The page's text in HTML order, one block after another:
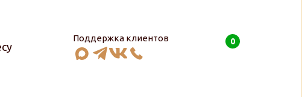
Поддержка клиентов 0